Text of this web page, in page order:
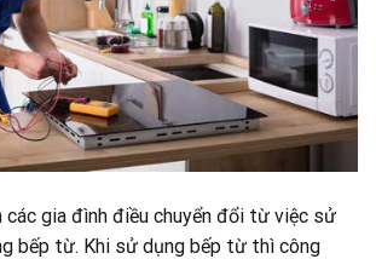
các gia đình điều chuyển đổi từ việc sử
bếp từ. Khi sử dụng bếp từ thì công